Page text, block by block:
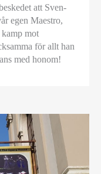
att Sven-
egen Maestro,
mot
för allt han
med honom!